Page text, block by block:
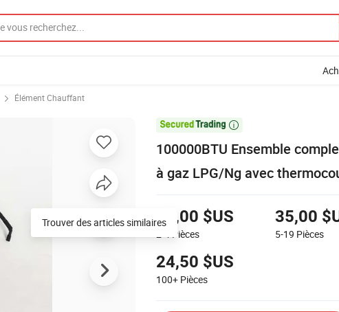
Élément Chauffant

100000BTU Ensemble
à gaz LPG/Ng avec
36,00 $US
2-4Pièces
35,00
5-19 Pièces
24,50 $US
100+ Pièces
Trouver des articles similaires